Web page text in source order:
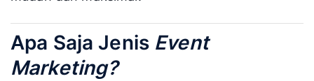
Apa Saja Jenis Event
Marketing?